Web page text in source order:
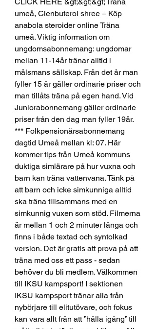
CLICK HERE &gt;&gt;&gt; Träna
umeå, Clenbuterol shree – Köp
anabola steroider online Träna
umeå. Viktig information om
ungdomsabonnemang: ungdomar
mellan 11-14år tränar alltid i
målsmans sällskap. Från det år man
fyller 15 år gäller ordinarie priser och
man tillåts träna på egen hand. Vid
Juniorabonnemang gäller ordinarie
priser från den dag man fyller 19år.
*** Folkpensionärsabonnemang
dagtid Umeå mellan kl: 07. Här
kommer tips från Umeå kommuns
duktiga simlärare på hur vuxna och
barn kan träna vattenvana. Tänk på
att barn och icke simkunniga alltid
ska träna tillsammans med en
simkunnig vuxen som stöd. Filmerna
är mellan 1 och 2 minuter långa och
finns i både textad och syntolkad
version. Det är gratis att prova på att
träna med oss ett pass - sedan
behöver du bli medlem. Välkommen
till IKSU kampsport! I sektionen
IKSU kampsport tränar alla från
nybörjare till elitutövare, och fokus
kan vara allt från att ”hålla igång” till